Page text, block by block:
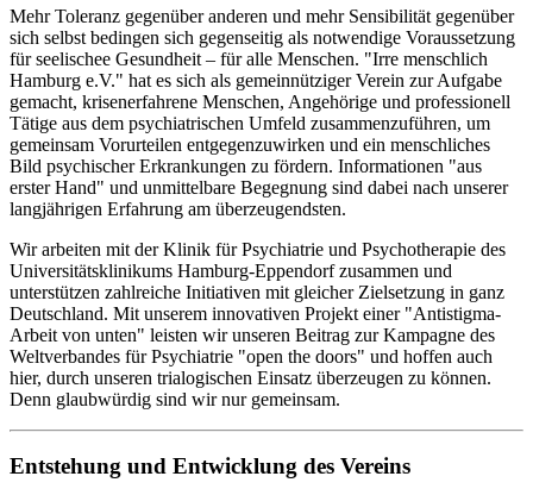
Mehr Toleranz gegenüber anderen und mehr Sensibilität gegenüber
sich selbst bedingen sich gegenseitig als notwendige Voraussetzung
für seelischee Gesundheit – für alle Menschen. "Irre menschlich
Hamburg e.V." hat es sich als gemeinnütziger Verein zur Aufgabe
gemacht, krisenerfahrene Menschen, Angehörige und professionell
Tätige aus dem psychiatrischen Umfeld zusammenzuführen, um
gemeinsam Vorurteilen entgegenzuwirken und ein menschliches
Bild psychischer Erkrankungen zu fördern. Informationen "aus
erster Hand" und unmittelbare Begegnung sind dabei nach unserer
langjährigen Erfahrung am überzeugendsten.
Wir arbeiten mit der Klinik für Psychiatrie und Psychotherapie des
Universitätsklinikums Hamburg-Eppendorf zusammen und
unterstützen zahlreiche Initiativen mit gleicher Zielsetzung in ganz
Deutschland. Mit unserem innovativen Projekt einer "Antistigma-
Arbeit von unten" leisten wir unseren Beitrag zur Kampagne des
Weltverbandes für Psychiatrie "open the doors" und hoffen auch
hier, durch unseren trialogischen Einsatz überzeugen zu können.
Denn glaubwürdig sind wir nur gemeinsam.
Entstehung und Entwicklung des Vereins